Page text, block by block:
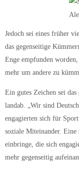
Jedoch sei eines früher
das gegenseitige
Enge empfunden
mehr um andere zu
Ein gutes Zeichen sei
landab. „Wir sind
engagierten sich für
soziale Miteinander.
einbringe, die sich
mehr gegenseitig